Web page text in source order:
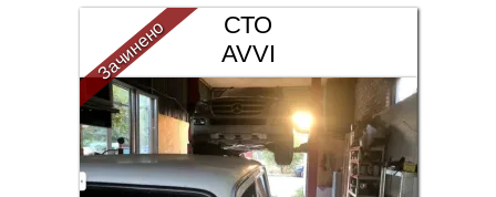
СТО
AVVI
Зачинено